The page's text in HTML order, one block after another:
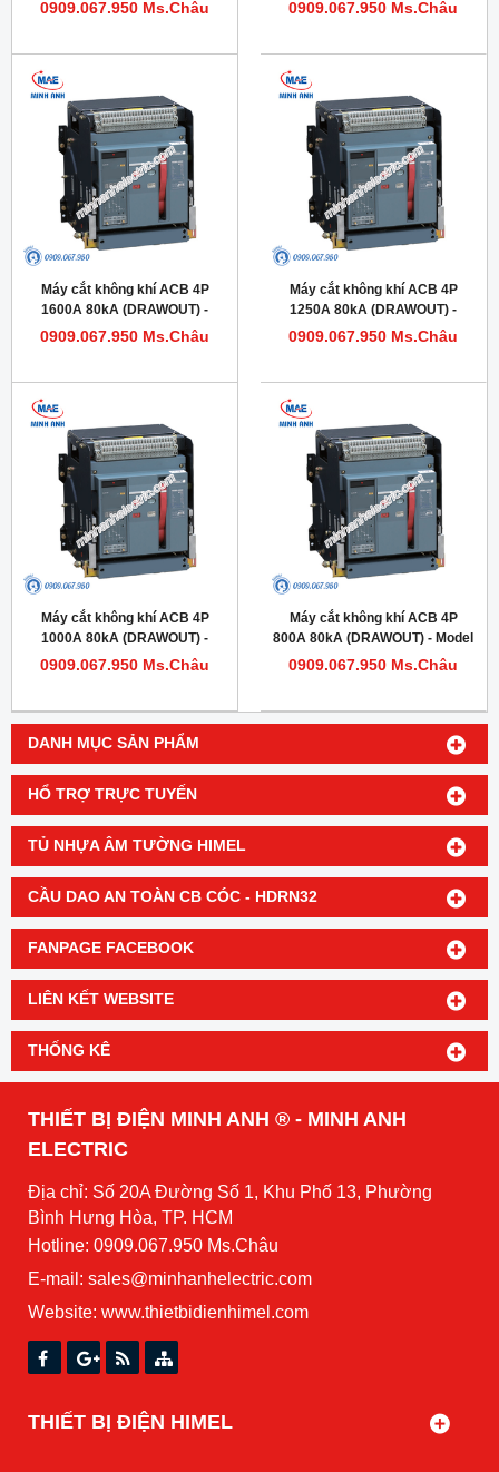
DANH MỤC SẢN PHẨM
HỔ TRỢ TRỰC TUYẾN
TỦ NHỰA ÂM TƯỜNG HIMEL
CẦU DAO AN TOÀN CB CÓC - HDRN32
FANPAGE FACEBOOK
LIÊN KẾT WEBSITE
THỐNG KÊ
0909.067.950 Ms.Châu 0909.067.950 Ms.Châu
Máy cắt không khí ACB 4P
1600A 80kA (DRAWOUT) -
Model HDW620164DHVV56M
0909.067.950 Ms.Châu
Máy cắt không khí ACB 4P
1250A 80kA (DRAWOUT) -
Model HDW620124DHVV56M
0909.067.950 Ms.Châu
Máy cắt không khí ACB 4P
1000A 80kA (DRAWOUT) -
Model HDW620104DHVV56M
0909.067.950 Ms.Châu
Máy cắt không khí ACB 4P
800A 80kA (DRAWOUT) - Model
HDW620084DHVV56M
0909.067.950 Ms.Châu
THIẾT BỊ ĐIỆN MINH ANH ® - MINH ANH
ELECTRIC
Địa chỉ: Số 20A Đường Số 1, Khu Phố 13, Phường
Bình Hưng Hòa, TP. HCM
Hotline: 0909.067.950 Ms.Châu
E-mail: sales@minhanhelectric.com
Website: www.thietbidienhimel.com
THIẾT BỊ ĐIỆN HIMEL